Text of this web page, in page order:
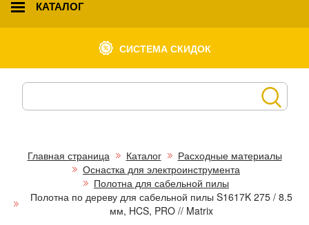
КАТАЛОГ
СИСТЕМА СКИДОК
Главная страница Каталог
Расходные материалы
Оснастка для электроинструмента
Полотна для сабельной пилы
Полотна по дереву для сабельной пилы S1617K 275 / 8.5
мм, HCS, PRO // Matrix